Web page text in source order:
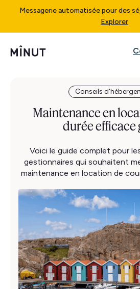
Messagerie automatisée pour des
Explorer
Conseils
Maintenance en
durée efficace
Voici le guide complet pour
gestionnaires qui souhaitent
maintenance en location de